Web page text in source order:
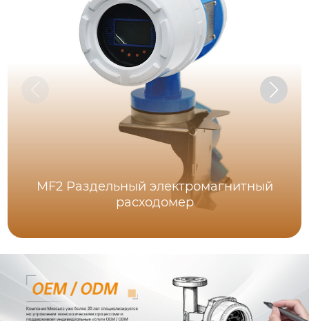
MF2 Раздельный электромагнитный
расходомер